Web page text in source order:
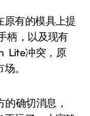
有的模具上提
柄，以及现有
Lite冲突，原
。
确切消息，